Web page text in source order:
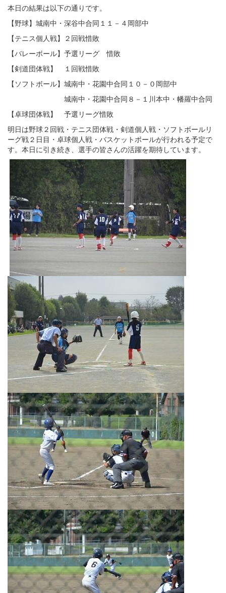
本日の結果は以下の通りです。
【野球】城南中・深谷中合同１１－４岡部中
【テニス個人戦】２回戦惜敗
【バレーボール】予選リーグ 惜敗
【剣道団体戦】 １回戦惜敗
【ソフトボール】城南中・花園中合同１０－０岡部中
城南中・花園中合同８－１川本中・幡羅中合同
【卓球団体戦】 予選リーグ惜敗
明日は野球２回戦・テニス団体戦・剣道個人戦・ソフトボールリ
ーグ戦２日目・卓球個人戦・バスケットボールが行われる予定で
す。本日に引き続き、選手の皆さんの活躍を期待しています。